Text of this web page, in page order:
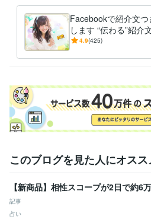
着手前無料、着手後は進捗精算。日程変
【ひとこと】
まずは「目的・期限・予算」だけ送って
エンジニア / システムエンジニア 経験
エンジニア / 情報システム・社内SE
AI・機械学習 / AIエンジニア 経験年数
AI・機械学習 / プロンプトエンジニア
AI・機械学習 / AIライター 経験年数 :
職歴
インフラ×テクノロジー関連会社 2000
【セミナー講師】グーグルアドセンスセ
Facebookで紹介文つ
します “伝わる”紹介
ック促進
4.9(425)
このブログを見た人にオスス
【新商品】相性スコープが2日で約6
記事
占い